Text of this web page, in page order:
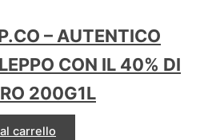
– AUTENTICO
CON IL 40% DI
200G1L
carrello